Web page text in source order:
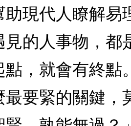
助現代人瞭解
的人事物，
點，就會有終
要緊的關鍵